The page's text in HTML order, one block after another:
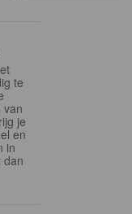
te
van
je
en
in
dan